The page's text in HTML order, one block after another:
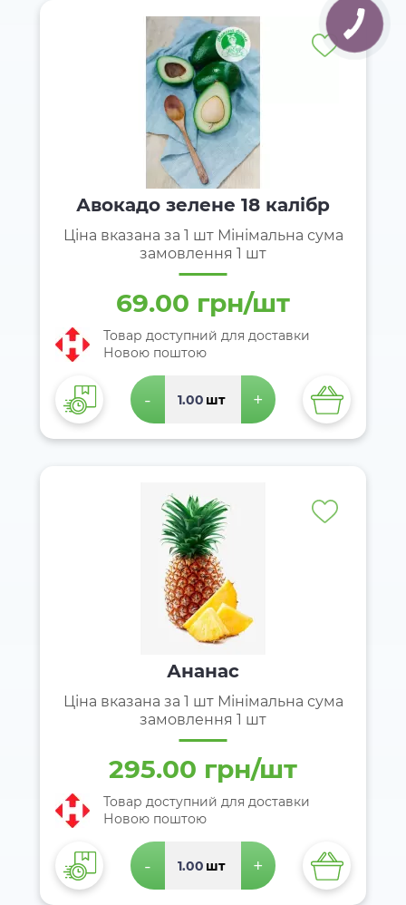
Авокадо зелене 18 калібр
Ціна вказана за 1 шт Мінімальна сума
замовлення 1 шт
69.00 грн/шт
Товар доступний для доставки
Новою поштою
- шт +
Ананас
Ціна вказана за 1 шт Мінімальна сума
замовлення 1 шт
295.00 грн/шт
Товар доступний для доставки
Новою поштою
- шт +